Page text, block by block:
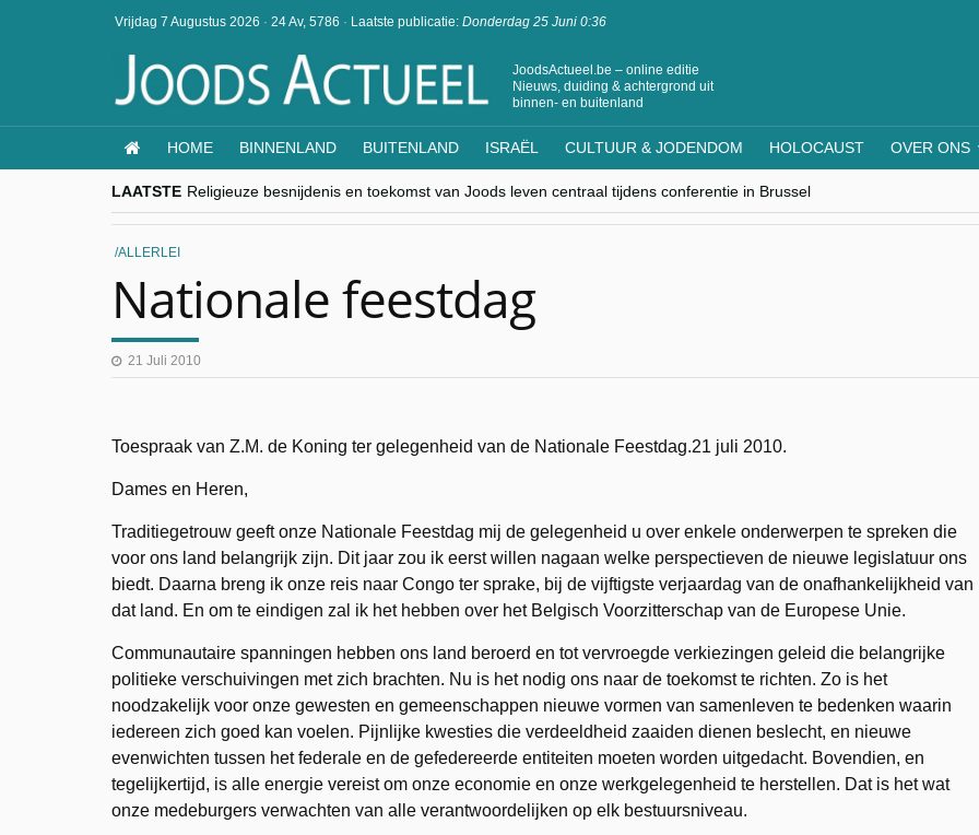
Vrijdag 7 Augustus 2026 · 24 Av, 5786 · Laatste publicatie: Donderdag 25 Juni 0:36
JoodsActueel.be – online editie
Nieuws, duiding & achtergrond uit
binnen- en buitenland
HOME BINNENLAND BUITENLAND ISRAËL CULTUUR & JODENDOM HOLOCAUST OVER ONS
LAATSTE Religieuze besnijdenis en toekomst van Joods leven centraal tijdens conferentie in Brussel
“Besnijdenisdebat toont hoe moeilijk seculiere Westen minderheden begrijpt”, Jinnih Beels (Vooruit)
CITYTRIP | ROEMENIË – Boekarest: de verrassing van Oost-Europa
ALLERLEI
Nationale feestdag
21 Juli 2010
Toespraak van Z.M. de Koning ter gelegenheid van de Nationale Feestdag.21 juli 2010.
Dames en Heren,
Traditiegetrouw geeft onze Nationale Feestdag mij de gelegenheid u over enkele onderwerpen te spreken die
voor ons land belangrijk zijn. Dit jaar zou ik eerst willen nagaan welke perspectieven de nieuwe legislatuur ons
biedt. Daarna breng ik onze reis naar Congo ter sprake, bij de vijftigste verjaardag van de onafhankelijkheid van
dat land. En om te eindigen zal ik het hebben over het Belgisch Voorzitterschap van de Europese Unie.
Communautaire spanningen hebben ons land beroerd en tot vervroegde verkiezingen geleid die belangrijke
politieke verschuivingen met zich brachten. Nu is het nodig ons naar de toekomst te richten. Zo is het
noodzakelijk voor onze gewesten en gemeenschappen nieuwe vormen van samenleven te bedenken waarin
iedereen zich goed kan voelen. Pijnlijke kwesties die verdeeldheid zaaiden dienen beslecht, en nieuwe
evenwichten tussen het federale en de gefedereerde entiteiten moeten worden uitgedacht. Bovendien, en
tegelijkertijd, is alle energie vereist om onze economie en onze werkgelegenheid te herstellen. Dat is het wat
onze medeburgers verwachten van alle verantwoordelijken op elk bestuursniveau.